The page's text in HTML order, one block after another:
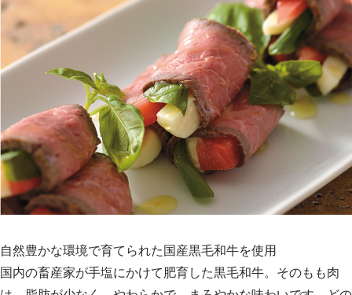
自然豊かな環境で育てられた国産黒毛和牛を使用
国内の畜産家が手塩にかけて肥育した黒毛和牛。そのもも肉